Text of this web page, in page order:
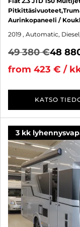
Aurinkopaneeli /
2019 , Automatic,
49 380 €48
from 423 € /
KATSO
3 kk